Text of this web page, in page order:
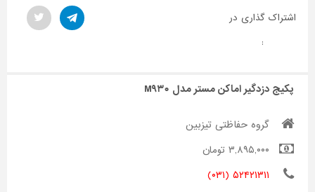
اشتراک گذاری در
:
پکیج دزدگیر اماکن مستر مدل M۹۳۰
گروه حفاظتی تیزبین
۳,۸۹۵,۰۰۰ تومان
۵۲۴۲۱۳۱۱ (۰۳۱)